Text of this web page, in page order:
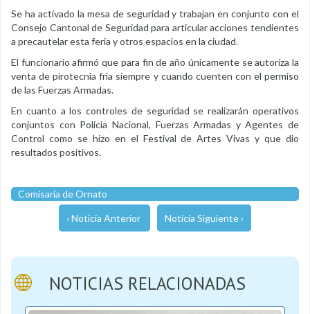
Se ha activado la mesa de seguridad y trabajan en conjunto con el
Consejo Cantonal de Seguridad para articular acciones tendientes
a precautelar esta feria y otros espacios en la ciudad.
El funcionario afirmó que para fin de año únicamente se autoriza la
venta de pirotecnia fría siempre y cuando cuenten con el permiso
de las Fuerzas Armadas.
En cuanto a los controles de seguridad se realizarán operativos
conjuntos con Policía Nacional, Fuerzas Armadas y Agentes de
Control como se hizo en el Festival de Artes Vivas y que dio
resultados positivos.
Comisaria de Ornato
‹ Noticia Anterior Noticia Siguiente ›
NOTICIAS RELACIONADAS